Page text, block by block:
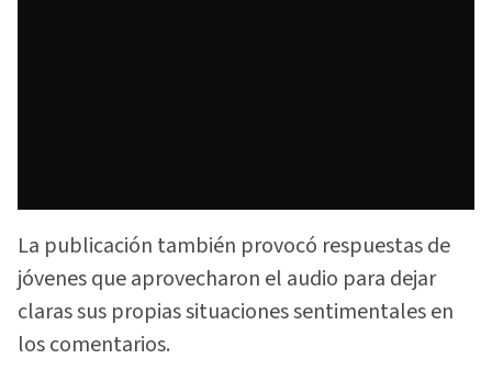
La publicación también provocó respuestas de
jóvenes que aprovecharon el audio para dejar
claras sus propias situaciones sentimentales en
los comentarios.